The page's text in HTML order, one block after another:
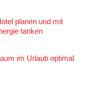
planen und mit
tanken
im Urlaub optimal